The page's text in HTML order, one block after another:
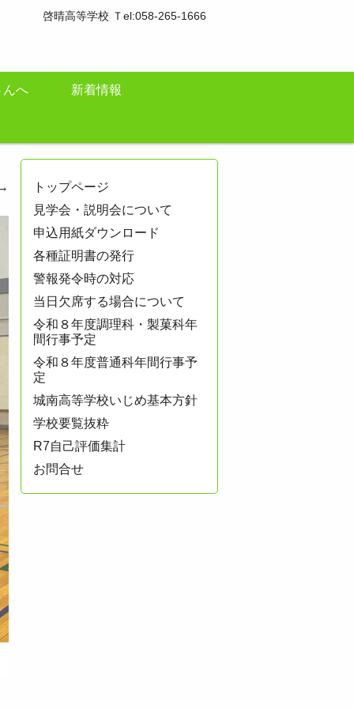
啓晴高等学校 Ｔel:058-265-1666
んへ 新着情報
トップページ
見学会・説明会について
申込用紙ダウンロード
各種証明書の発行
警報発令時の対応
当日欠席する場合について
令和８年度調理科・製菓科年
間行事予定
令和８年度普通科年間行事予
定
城南高等学校いじめ基本方針
学校要覧抜粋
R7自己評価集計
お問合せ